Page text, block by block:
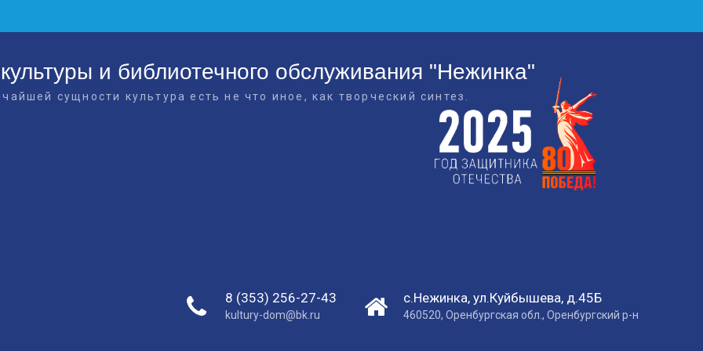
и библиотечного обслуживания "Нежинка"
сущности культура есть не что иное, как творческий синтез.
8 (353) 256-27-43
kultury-dom@bk.ru
с.Нежинка, ул.Куйбышева, д.45Б
460520, Оренбургская обл., Оренбургский р-н